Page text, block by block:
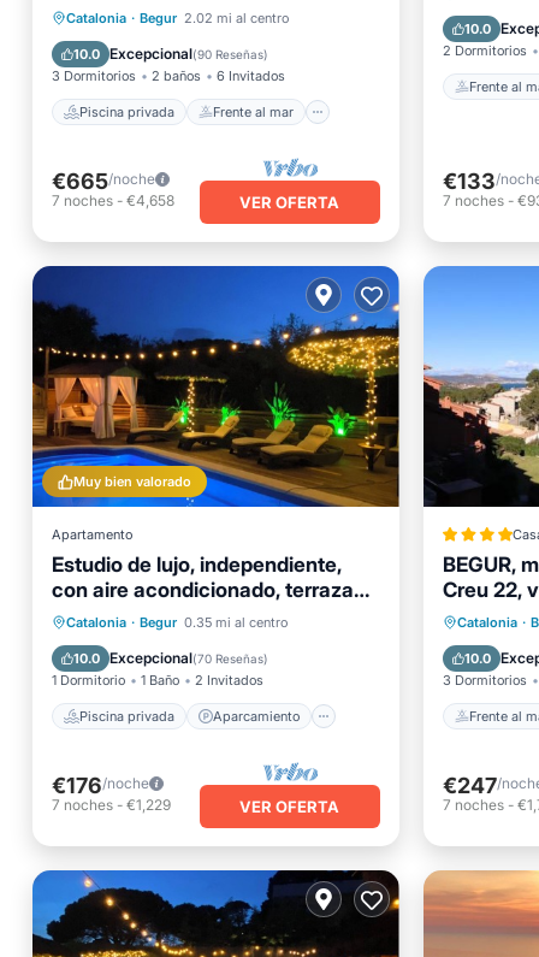
mar
Catalonia · Begur 2.02 mi al centro
10.0 Excepcional(90 Reseñas)
3 Dormitorios 2 baños 6 Invitados
Piscina privada Frente al mar
Piscina privada
Frente al mar
Aparcamiento
Piscina
€665/noche
7 noches - €4,658 VER OFERTA
10.0
2 Dormitorios
Frente al
€133/
7 noches-
Muy bien valorado
Apartamento
Estudio de lujo, independiente,
con aire acondicionado, terraza
privada y uso de la piscina
Catalonia · Begur 0.35 mi al centro
10.0 Excepcional(70 Reseñas)
1 Dormitorio 1 Baño 2 Invitados
Piscina privada Aparcamiento
Piscina privada
Aparcamiento
Piscina
Balcón/Terraza
€176/noche
7 noches - €1,229 VER OFERTA
BEGUR,
Creu 22,
Catalonia ·
10.0
3 Dormitorios
Frente al
Frente
Piscina
€247/
7 noches-